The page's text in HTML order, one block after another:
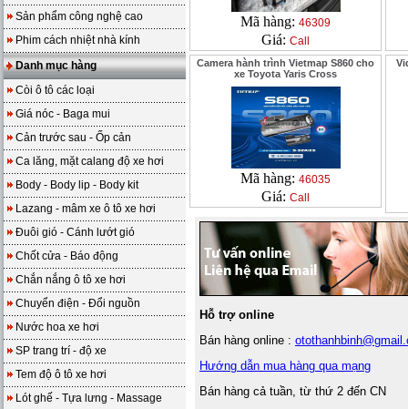
Sản phẩm công nghệ cao
Phim cách nhiệt nhà kính
Danh mục hàng
Còi ô tô các loại
Giá nóc - Baga mui
Cản trước sau - Ốp cản
Ca lăng, mặt calang độ xe hơi
Body - Body lip - Body kit
Lazang - mâm xe ô tô xe hơi
Đuôi gió - Cánh lướt gió
Chốt cửa - Báo động
Chắn nắng ô tô xe hơi
Chuyển điện - Đổi nguồn
Nước hoa xe hơi
SP trang trí - độ xe
Tem độ ô tô xe hơi
Lót ghế - Tựa lưng - Massage
Mã hàng: 46309
Giá: Call
Camera hành trình Vietmap S860 cho
xe Toyota Yaris Cross
Mã hàng: 46035
Giá: Call
Hỗ trợ online
Bán hàng online :
Hướng dẫn mua hàng qua mạng
Bán hàng cả tuần, từ thứ 2 đến CN